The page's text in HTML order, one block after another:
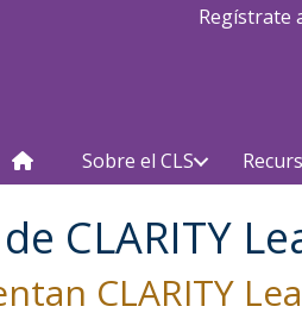
Regístrate
Sobre el CLS
CLARITY
CLARITY